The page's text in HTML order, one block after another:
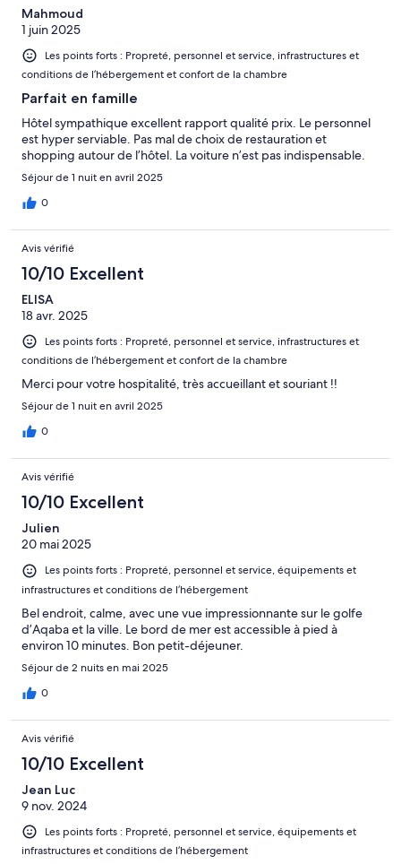
Mahmoud
1 juin 2025
Les points forts : Propreté, personnel et service, infrastructures et
conditions de l’hébergement et confort de la chambre
Parfait en famille
Hôtel sympathique excellent rapport qualité prix. Le personnel
est hyper serviable. Pas mal de choix de restauration et
shopping autour de l’hôtel. La voiture n’est pas indispensable.
Séjour de 1 nuit en avril 2025
0
Avis vérifié
10/10 Excellent
ELISA
18 avr. 2025
Les points forts : Propreté, personnel et service, infrastructures et
conditions de l’hébergement et confort de la chambre
Merci pour votre hospitalité, très accueillant et souriant !!
Séjour de 1 nuit en avril 2025
0
Avis vérifié
10/10 Excellent
Julien
20 mai 2025
Les points forts : Propreté, personnel et service, équipements et
infrastructures et conditions de l’hébergement
Bel endroit, calme, avec une vue impressionnante sur le golfe
d’Aqaba et la ville. Le bord de mer est accessible à pied à
environ 10 minutes. Bon petit-déjeuner.
Séjour de 2 nuits en mai 2025
0
Avis vérifié
10/10 Excellent
Jean Luc
9 nov. 2024
Les points forts : Propreté, personnel et service, équipements et
infrastructures et conditions de l’hébergement